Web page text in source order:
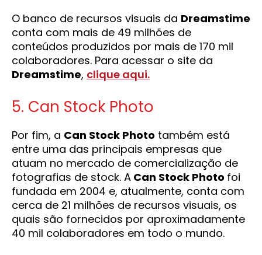
O banco de recursos visuais da Dreamstime
conta com mais de 49 milhões de
conteúdos produzidos por mais de 170 mil
colaboradores. Para acessar o site da
Dreamstime, clique aqui.
5. Can Stock Photo
Por fim, a Can Stock Photo também está
entre uma das principais empresas que
atuam no mercado de comercialização de
fotografias de stock. A Can Stock Photo foi
fundada em 2004 e, atualmente, conta com
cerca de 21 milhões de recursos visuais, os
quais são fornecidos por aproximadamente
40 mil colaboradores em todo o mundo.